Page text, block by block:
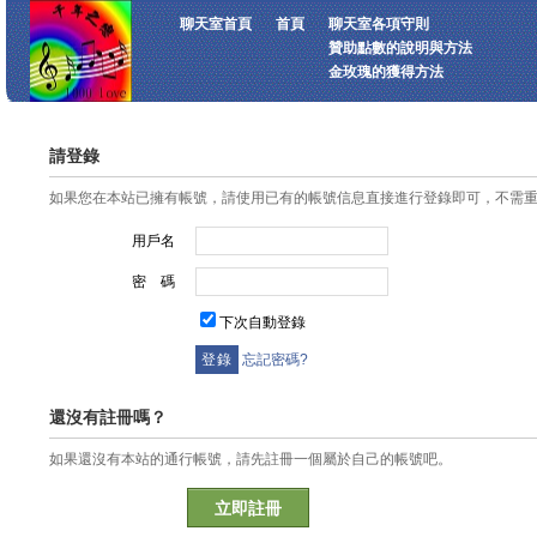
聊天室首頁 首頁
聊天室各項守則
贊助點數的說明與方法
金玫瑰的獲得方法
請登錄
如果您在本站已擁有帳號，請使用已有的帳號信息直接進行登錄即可，不需
用戶名
密 碼
下次自動登錄
忘記密碼?
還沒有註冊嗎？
如果還沒有本站的通行帳號，請先註冊一個屬於自己的帳號吧。
立即註冊